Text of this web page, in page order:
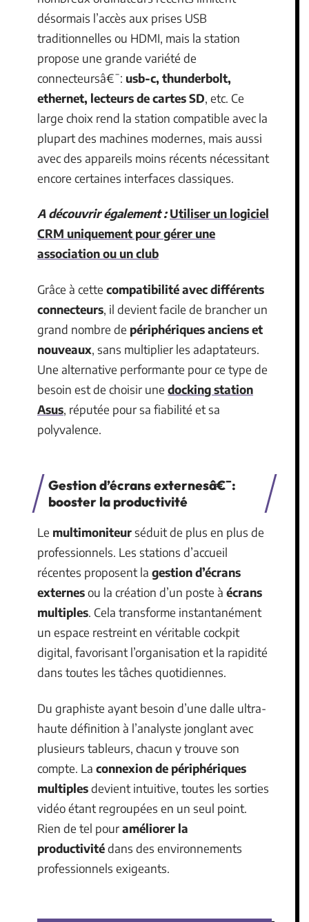
désormais l’accès aux prises USB
traditionnelles ou HDMI, mais la station
propose une grande variété de
connecteursâ€¯: usb-c, thunderbolt,
ethernet, lecteurs de cartes SD, etc. Ce
large choix rend la station compatible avec la
plupart des machines modernes, mais aussi
avec des appareils moins récents nécessitant
encore certaines interfaces classiques.
A découvrir également : Utiliser un logiciel
CRM uniquement pour gérer une
association ou un club
Grâce à cette compatibilité avec différents
connecteurs, il devient facile de brancher un
grand nombre de périphériques anciens et
nouveaux, sans multiplier les adaptateurs.
Une alternative performante pour ce type de
besoin est de choisir une docking station
Asus, réputée pour sa fiabilité et sa
polyvalence.
Gestion d’écrans externesâ€¯:
booster la productivité
Le multimoniteurséduit de plus en plus de
professionnels. Les stations d’accueil
récentes proposent la gestion d’écrans
externesou la création d’un poste à écrans
multiples. Cela transforme instantanément
un espace restreint en véritable cockpit
digital, favorisant l’organisation et la rapidité
dans toutes les tâches quotidiennes.
Du graphiste ayant besoin d’une dalle ultra-
haute définition à l’analyste jonglant avec
plusieurs tableurs, chacun y trouve son
compte. La connexion de périphériques
multiplesdevient intuitive, toutes les sorties
vidéo étant regroupées en un seul point.
Rien de tel pouraméliorer la
productivitédans des environnements
professionnels exigeants.